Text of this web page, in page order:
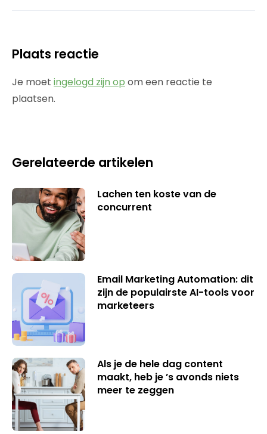
Plaats reactie
Je moet ingelogd zijn op om een reactie te
plaatsen.
Gerelateerde artikelen
Lachen ten koste van de
concurrent
Email Marketing Automation: dit
zijn de populairste AI-tools voor
marketeers
Als je de hele dag content
maakt, heb je ’s avonds niets
meer te zeggen